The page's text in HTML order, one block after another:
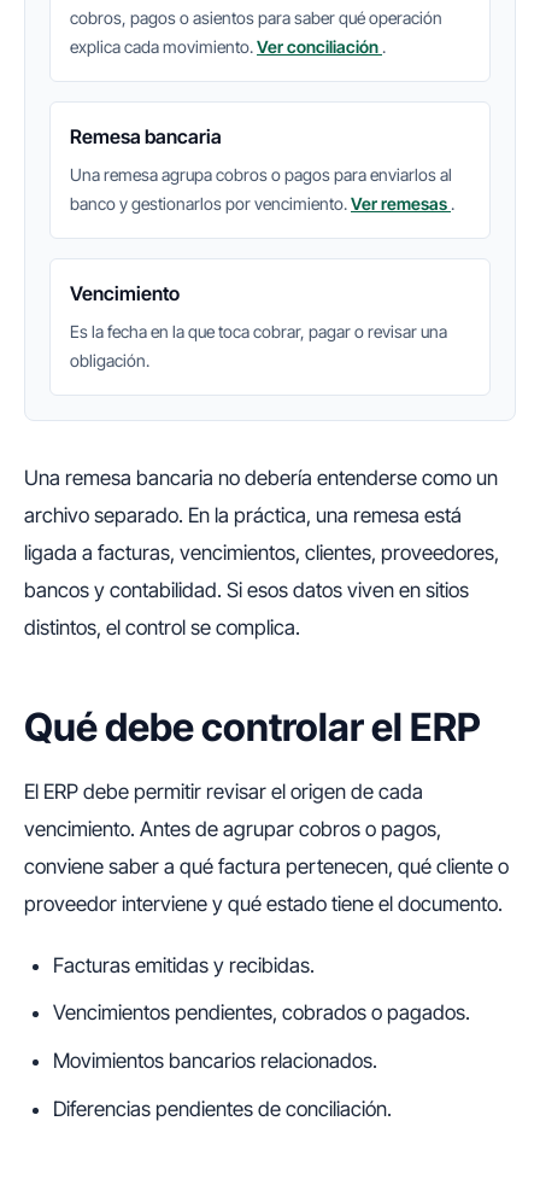
cobros, pagos o asientos para saber qué operación
explica cada movimiento.Ver conciliación .
Remesa bancaria
Una remesa agrupa cobros o pagos para enviarlos al
banco y gestionarlos por vencimiento.Ver remesas .
Vencimiento
Es la fecha en la que toca cobrar, pagar o revisar una
obligación.
Una remesa bancaria no debería entenderse como un
archivo separado. En la práctica, una remesa está
ligada a facturas, vencimientos, clientes, proveedores,
bancos y contabilidad. Si esos datos viven en sitios
distintos, el control se complica.
Qué debe controlar el ERP
El ERP debe permitir revisar el origen de cada
vencimiento. Antes de agrupar cobros o pagos,
conviene saber a qué factura pertenecen, qué cliente o
proveedor interviene y qué estado tiene el documento.
Facturas emitidas y recibidas.
Vencimientos pendientes, cobrados o pagados.
Movimientos bancarios relacionados.
Diferencias pendientes de conciliación.